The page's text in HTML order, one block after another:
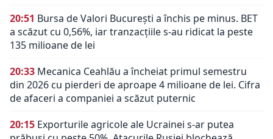
20:51 Bursa de Valori București a închis pe minus. BET
a scăzut cu 0,56%, iar tranzacțiile s-au ridicat la peste
135 milioane de lei
20:33 Mecanica Ceahlău a încheiat primul semestru
din 2026 cu pierderi de aproape 4 milioane de lei. Cifra
de afaceri a companiei a scăzut puternic
20:15 Exporturile agricole ale Ucrainei s-ar putea